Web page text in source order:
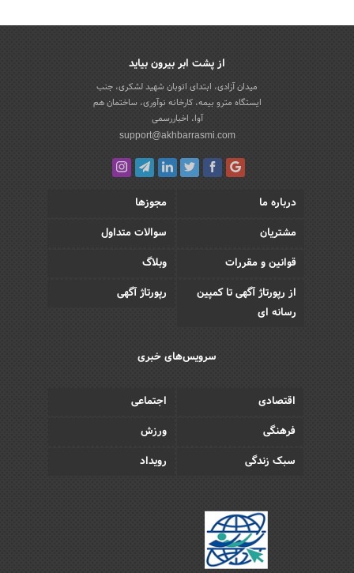
از پشت ابر بیرون بیاید
میدان آزادی، ابتدای اتوبان شهید لشکری، جنب
ایستگاه مترو بیمه، کارخانه نوآوری، ساختمان هم
آوا، اخباررسمی
support@akhbarrasmi.com
درباره ما
مجوزها
مشتریان
سوالات متداول
قوانین و مقررات
وبلاگ
از رپورتاژ آگهی تا کمپین
رسانه ای
رپورتاژ آگهی
سرویس‌های خبری
اقتصادی
اجتماعی
فرهنگی
ورزش
سبک زندگی
رویداد